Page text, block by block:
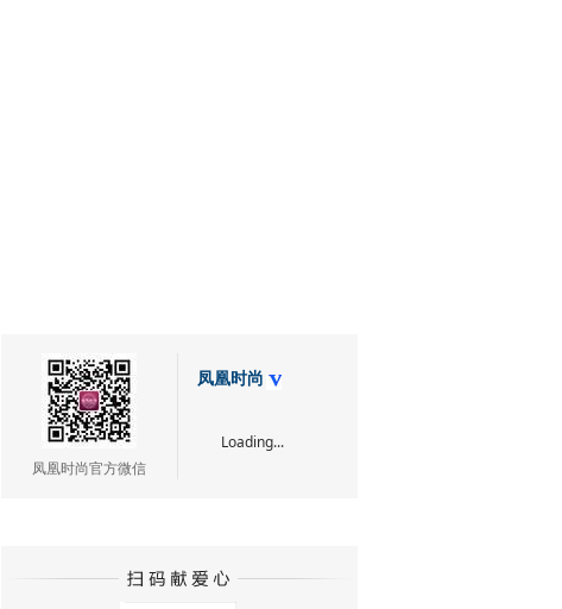
凤凰时尚官方微信
凤凰时尚
Loading...